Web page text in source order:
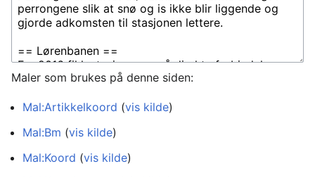
Maler som brukes på denne siden:
Mal:Artikkelkoord (vis kilde)
Mal:Bm (vis kilde)
Mal:Koord (vis kilde)